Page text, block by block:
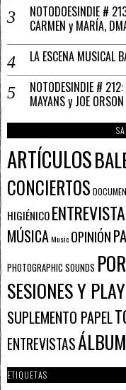
NOTODOESINDIE #
CARMEN y MARÍA,
LA ESCENA MUSICAL
NOTODESINDIE #
MAYANS y JOE ORSON
ARTÍCULOS
CONCIERTOS
HIGIÉNICO
MÚSICAMusic OPINIÓN
PHOTOGRAPHIC SOUNDS
SESIONES Y
SUPLEMENTO PAPEL
ENTREVISTAS
ETIQUETAS